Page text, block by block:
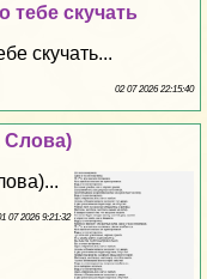
тебе скучать
скучать...
02 07 2026 22:15:40
Слова)
07 2026 9:21:32